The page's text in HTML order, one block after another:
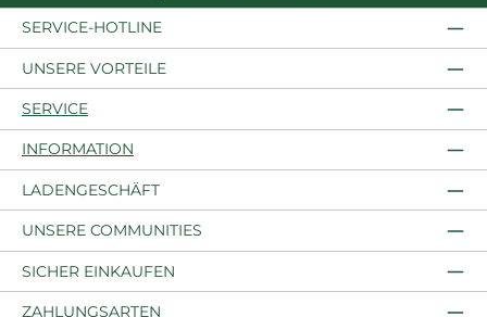
SERVICE-HOTLINE
UNSERE VORTEILE
SERVICE
INFORMATION
LADENGESCHÄFT
UNSERE COMMUNITIES
SICHER EINKAUFEN
ZAHLUNGSARTEN